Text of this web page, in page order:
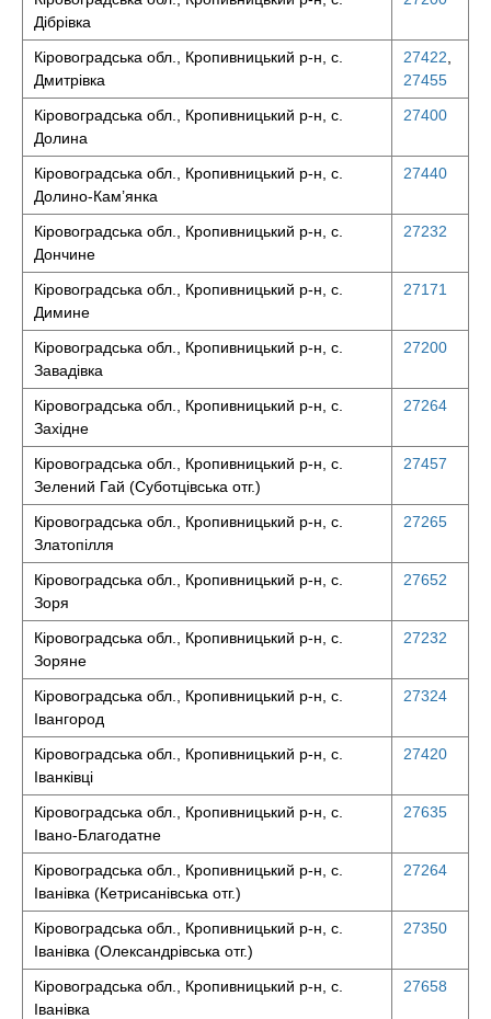
Дібрівка
Кіровоградська обл., Кропивницький р-н, с.
Дмитрівка
27422
27455
Кіровоградська обл., Кропивницький р-н, с.
Долина
27400
Кіровоградська обл., Кропивницький р-н, с.
Долино-Кам’янка
27440
Кіровоградська обл., Кропивницький р-н, с.
Дончине
27232
Кіровоградська обл., Кропивницький р-н, с.
Димине
27171
Кіровоградська обл., Кропивницький р-н, с.
Завадівка
27200
Кіровоградська обл., Кропивницький р-н, с.
Західне
27264
Кіровоградська обл., Кропивницький р-н, с.
Зелений Гай (Суботцівська отг.)
27457
Кіровоградська обл., Кропивницький р-н, с.
Златопілля
27265
Кіровоградська обл., Кропивницький р-н, с.
Зоря
27652
Кіровоградська обл., Кропивницький р-н, с.
Зоряне
27232
Кіровоградська обл., Кропивницький р-н, с.
Івангород
27324
Кіровоградська обл., Кропивницький р-н, с.
Іванківці
27420
Кіровоградська обл., Кропивницький р-н, с.
Івано-Благодатне
27635
Кіровоградська обл., Кропивницький р-н, с.
Іванівка (Кетрисанівська отг.)
27264
Кіровоградська обл., Кропивницький р-н, с.
Іванівка (Олександрівська отг.)
27350
Кіровоградська обл., Кропивницький р-н, с.
Іванівка
27658